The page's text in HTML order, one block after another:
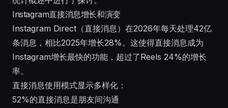
Instagram直接消息增长和演变
Instagram Direct（直接消息）在2026年每天处理42亿
条消息，相比2025年增长28%。这使得直接消息成为
Instagram增长最快的功能，超过了Reels 24%的增长
率。
直接消息使用模式显示多样化：
52%的直接消息是朋友间沟通